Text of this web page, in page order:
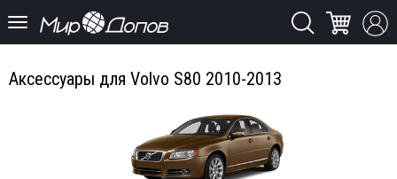
Аксессуары для Volvo S80 2010-2013